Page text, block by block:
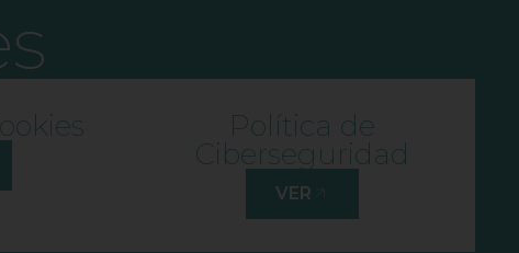
Política de
Ciberseguridad
VER